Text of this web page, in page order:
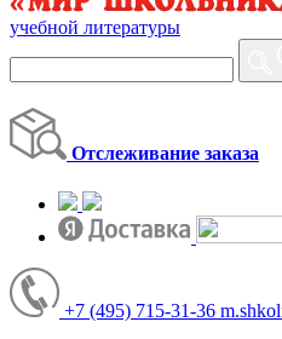
учебной литературы
Отслеживание заказа
+7 (495) 715-31-36